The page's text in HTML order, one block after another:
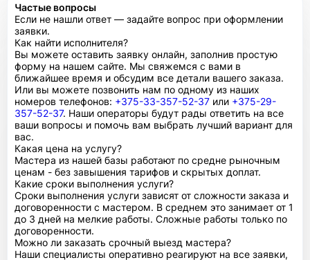
Частые вопросы
Если не нашли ответ — задайте вопрос при оформлении
заявки.
Как найти исполнителя?
Вы можете оставить заявку онлайн, заполнив простую
форму на нашем сайте. Мы свяжемся с вами в
ближайшее время и обсудим все детали вашего заказа.
Или вы можете позвонить нам по одному из наших
номеров телефонов: +375-33-357-52-37 или +375-29-
357-52-37. Наши операторы будут рады ответить на все
ваши вопросы и помочь вам выбрать лучший вариант для
вас.
Какая цена на услугу?
Мастера из нашей базы работают по средне рыночным
ценам - без завышения тарифов и скрытых доплат.
Какие сроки выполнения услуги?
Сроки выполнения услуги зависят от сложности заказа и
договоренности с мастером. В среднем это занимает от 1
до 3 дней на мелкие работы. Сложные работы только по
договоренности.
Можно ли заказать срочный выезд мастера?
Наши специалисты оперативно реагируют на все заявки,